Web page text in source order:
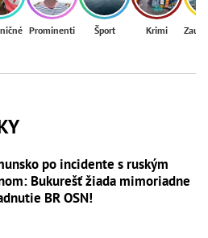
Prominenti Šport Krimi
po incidente s ruským
Bukurešť žiada mimoriadne
BR OSN!